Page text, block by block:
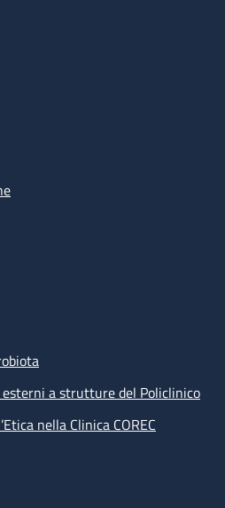
a strutture del Policlinico
nella Clinica COREC